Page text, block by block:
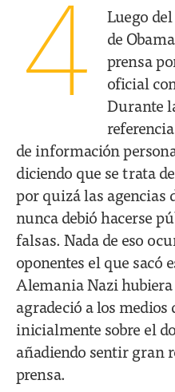
4
Luego
de
prensa
oficial
Durante
de información
diciendo que se trata
por quizá las agencias
nunca debió hacerse
falsas. Nada de eso
oponentes el que sacó
Alemania Nazi
agradeció a los
inicialmente sobre el
añadiendo sentir gran
prensa.